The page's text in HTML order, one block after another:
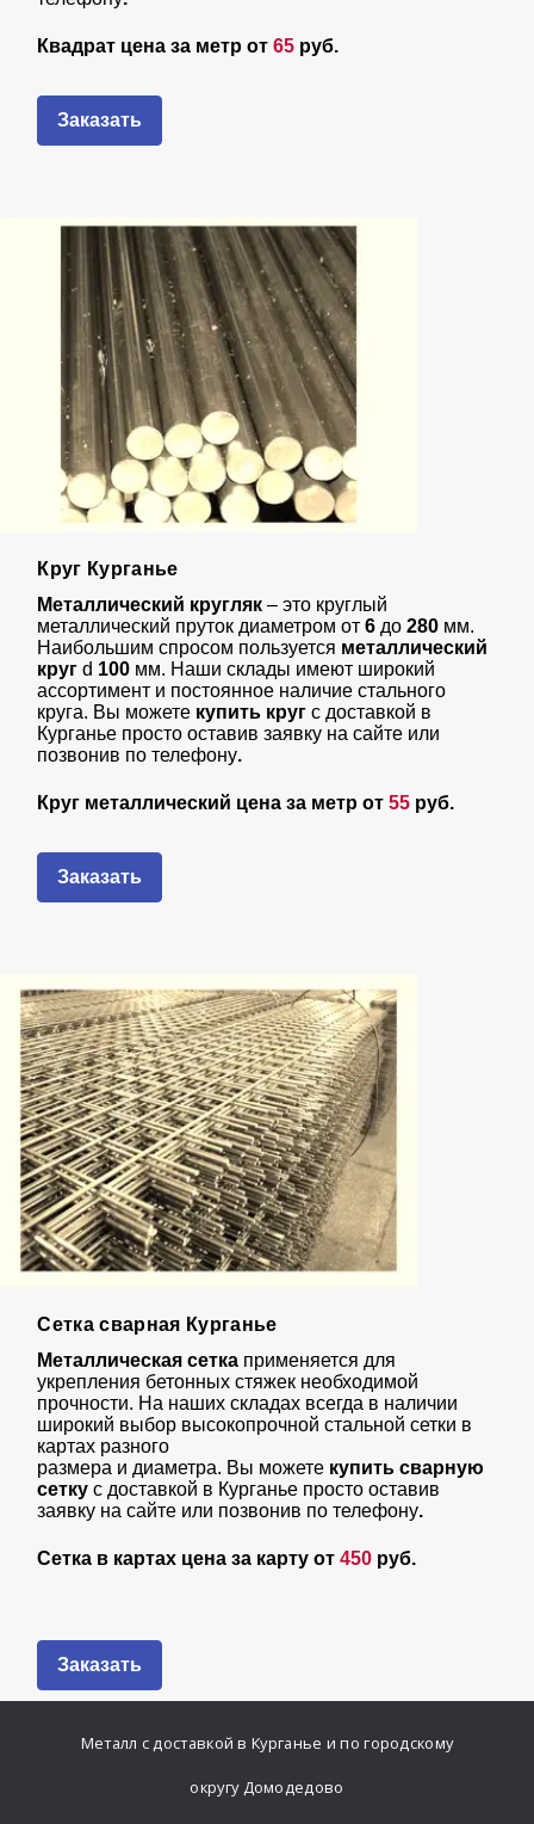
Квадрат цена за метр от65 руб.
Заказать
Круг Курганье
Металлический кругляк – это круглый
металлический пруток диаметром от6 до280 мм.
Наибольшим спросом пользуется металлический
круг d 100 мм. Наши склады имеют широкий
ассортимент и постоянное наличие стального
круга. Вы можете купить кругс доставкой в
Курганье просто оставив заявку на сайте или
позвонив по телефону.
Круг металлический цена за метр от55 руб.
Заказать
Сетка сварная Курганье
Металлическая сетка применяется для
укрепления бетонных стяжек необходимой
прочности. На наших складах всегда в наличии
широкий выбор высокопрочной стальной сетки в
картах разного
размера и диаметра. Вы можете купить сварную
сеткус доставкой в Курганье просто оставив
заявку на сайте или позвонив по телефону.
Сетка в картах цена за карту от450 руб.
Заказать
Металл с доставкой в Курганье и по городскому
округу Домодедово